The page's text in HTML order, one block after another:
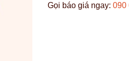
Gọi báo giá ngay: 090